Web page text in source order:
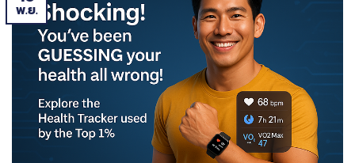
พ.ย.